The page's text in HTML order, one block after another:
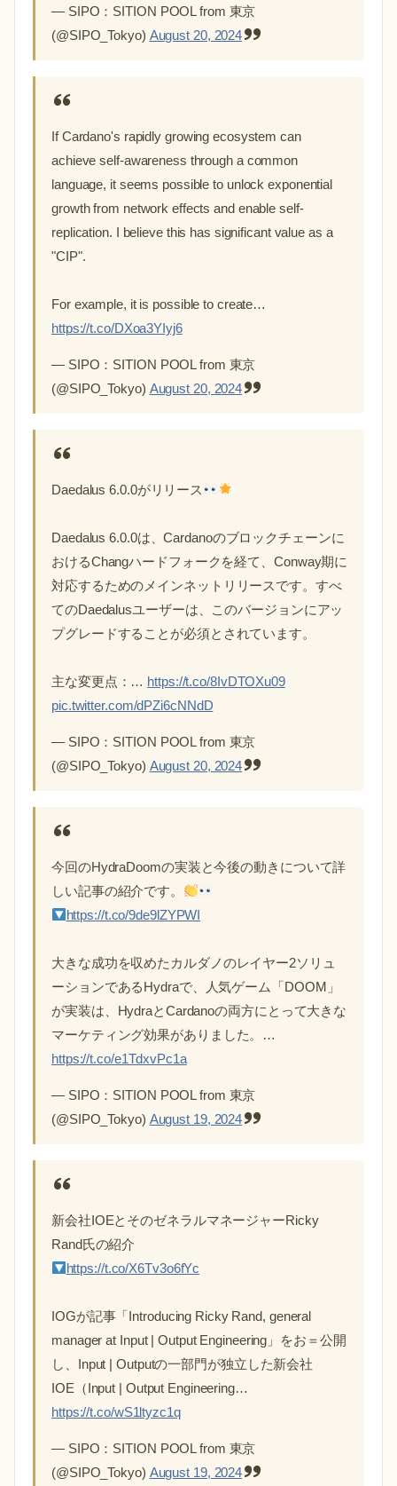
— SIPO：SITION POOL from 東京
(@SIPO_Tokyo) August 20, 2024
If Cardano's rapidly growing ecosystem can
achieve self-awareness through a common
language, it seems possible to unlock exponential
growth from network effects and enable self-
replication. I believe this has significant value as a
"CIP".
For example, it is possible to create…
https://t.co/DXoa3YIyj6
— SIPO：SITION POOL from 東京
(@SIPO_Tokyo) August 20, 2024
Daedalus 6.0.0がリリース
Daedalus 6.0.0は、Cardanoのブロックチェーンに
おけるChangハードフォークを経て、Conway期に
対応するためのメインネットリリースです。すべ
てのDaedalusユーザーは、このバージョンにアッ
プグレードすることが必須とされています。
主な変更点：… https://t.co/8IvDTOXu09
pic.twitter.com/dPZi6cNNdD
— SIPO：SITION POOL from 東京
(@SIPO_Tokyo) August 20, 2024
今回のHydraDoomの実装と今後の動きについて詳
しい記事の紹介です。
https://t.co/9de9lZYPWI
大きな成功を収めたカルダノのレイヤー2ソリュ
ーションであるHydraで、人気ゲーム「DOOM」
が実装は、HydraとCardanoの両方にとって大きな
マーケティング効果がありました。…
https://t.co/e1TdxvPc1a
— SIPO：SITION POOL from 東京
(@SIPO_Tokyo) August 19, 2024
新会社IOEとそのゼネラルマネージャーRicky
Rand氏の紹介
https://t.co/X6Tv3o6fYc
IOGが記事「Introducing Ricky Rand, general
manager at Input | Output Engineering」をお＝公開
し、Input | Outputの一部門が独立した新会社
IOE（Input | Output Engineering…
https://t.co/wS1ltyzc1q
— SIPO：SITION POOL from 東京
(@SIPO_Tokyo) August 19, 2024